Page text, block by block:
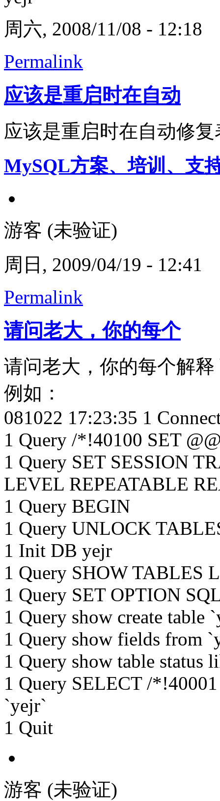
周六, 2008/11/08 - 12:18
Permalink
应该是重启时在自动
应该是重启时在自动修
MySQL方案、培训、支
游客 (未验证)
周日, 2009/04/19 - 12:41
Permalink
请问老大，你的每个
请问老大，你的每个解
例如：
081022 17:23:35 1
1 Query /*!40100 SET
1 Query SET SESSION
LEVEL REPEATABLE
1 Query BEGIN
1 Query UNLOCK
1 Init DB yejr
1 Query SHOW TABLES
1 Query SET OPTION
1 Query show create table
1 Query show fields from
1 Query show table status
1 Query SELECT /
`yejr`
1 Quit
游客 (未验证)